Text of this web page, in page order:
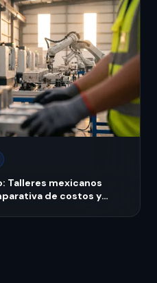
Talleres mexicanos
de costos y